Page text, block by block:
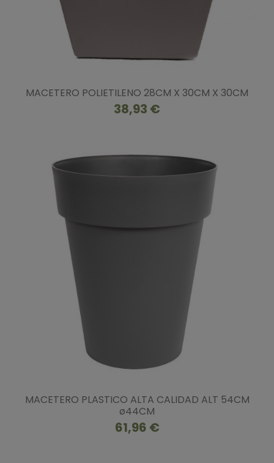
MACETERO POLIETILENO 28CM X 30CM X 30CM
38,93 €
MACETERO PLASTICO ALTA CALIDAD ALT 54CM
ø44CM
61,96 €